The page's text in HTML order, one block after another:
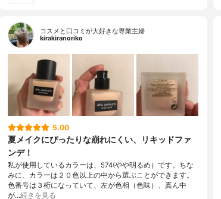
コスメと口コミが大好きな専業主婦
kirakiranoriko
5.00
夏メイクにぴったりな崩れにくい、リキッドファ
ンデ！
私が使用しているカラーは、574(やや明るめ）です。ちな
みに、カラーは２０色以上の中から選ぶことができます。
色番号は３桁になっていて、左が色相（色味）、真ん中
が…続きを見る